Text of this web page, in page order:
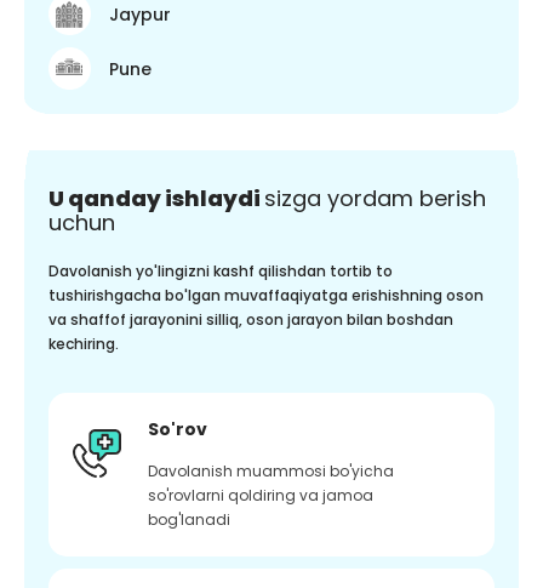
Jaypur
Pune
U qanday ishlaydi sizga yordam berish
uchun
Davolanish yo'lingizni kashf qilishdan tortib to
tushirishgacha bo'lgan muvaffaqiyatga erishishning oson
va shaffof jarayonini silliq, oson jarayon bilan boshdan
kechiring.
So'rov
Davolanish muammosi bo'yicha
so'rovlarni qoldiring va jamoa
bog'lanadi